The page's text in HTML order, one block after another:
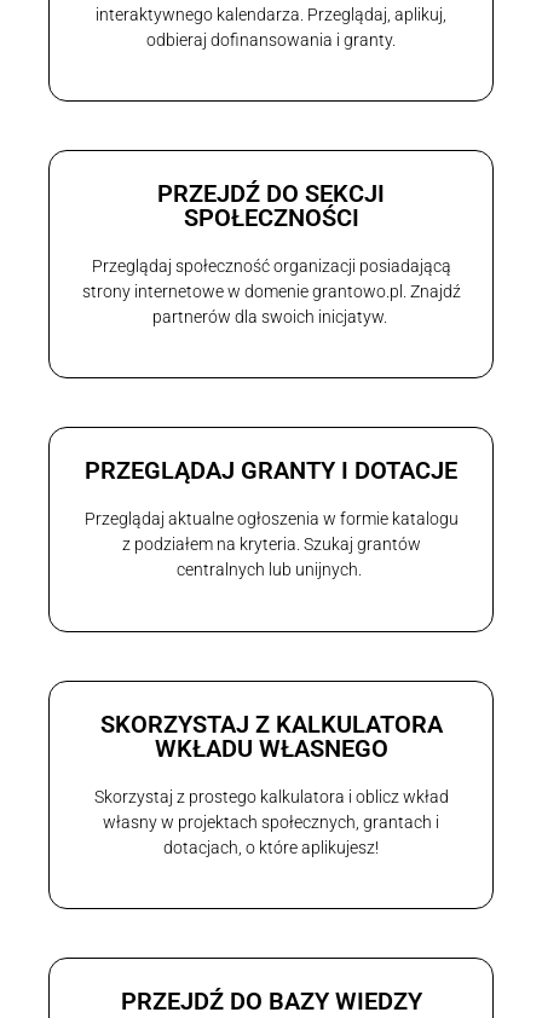
interaktywnego kalendarza. Przeglądaj, aplikuj,
odbieraj dofinansowania i granty.
PRZEJDŹ DO SEKCJI
SPOŁECZNOŚCI
Przeglądaj społeczność organizacji posiadającą
strony internetowe w domenie grantowo.pl. Znajdź
partnerów dla swoich inicjatyw.
PRZEGLĄDAJ GRANTY I DOTACJE
Przeglądaj aktualne ogłoszenia w formie katalogu
z podziałem na kryteria. Szukaj grantów
centralnych lub unijnych.
SKORZYSTAJ Z KALKULATORA
WKŁADU WŁASNEGO
Skorzystaj z prostego kalkulatora i oblicz wkład
własny w projektach społecznych, grantach i
dotacjach, o które aplikujesz!
PRZEJDŹ DO BAZY WIEDZY